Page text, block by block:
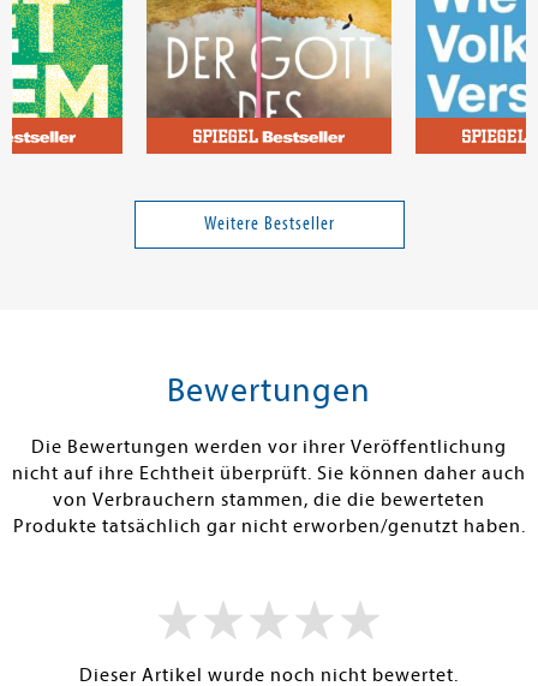
Der Gott des Waldes
Warenkorb
Weitere Bestseller
Bewertungen
Die Bewertungen werden vor ihrer Veröffentlichung
nicht auf ihre Echtheit überprüft. Sie können daher auch
von Verbrauchern stammen, die die bewerteten
Produkte tatsächlich gar nicht erworben/genutzt haben.
Dieser Artikel wurde noch nicht bewertet.